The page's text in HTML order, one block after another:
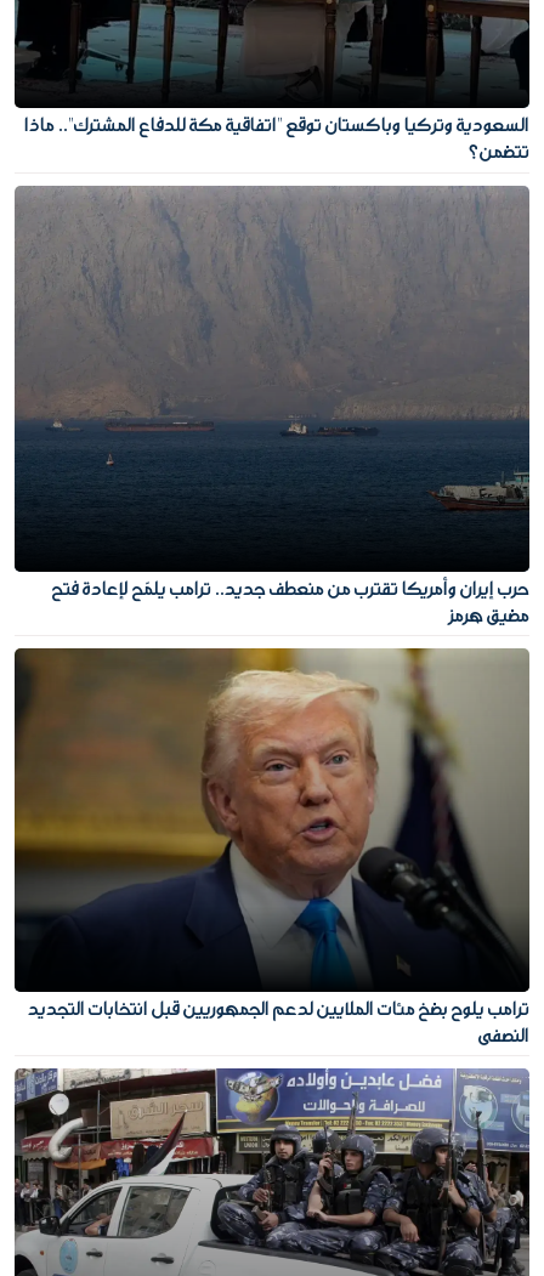
السعودية وتركيا وباكستان توقع "اتفاقية مكة للدفاع المشترك".. ماذا
تتضمن؟
حرب إيران وأمريكا تقترب من منعطف جديد.. ترامب يلمّح لإعادة فتح
مضيق هرمز
ترامب يلوح بضخ مئات الملايين لدعم الجمهوريين قبل انتخابات التجديد
النصفي